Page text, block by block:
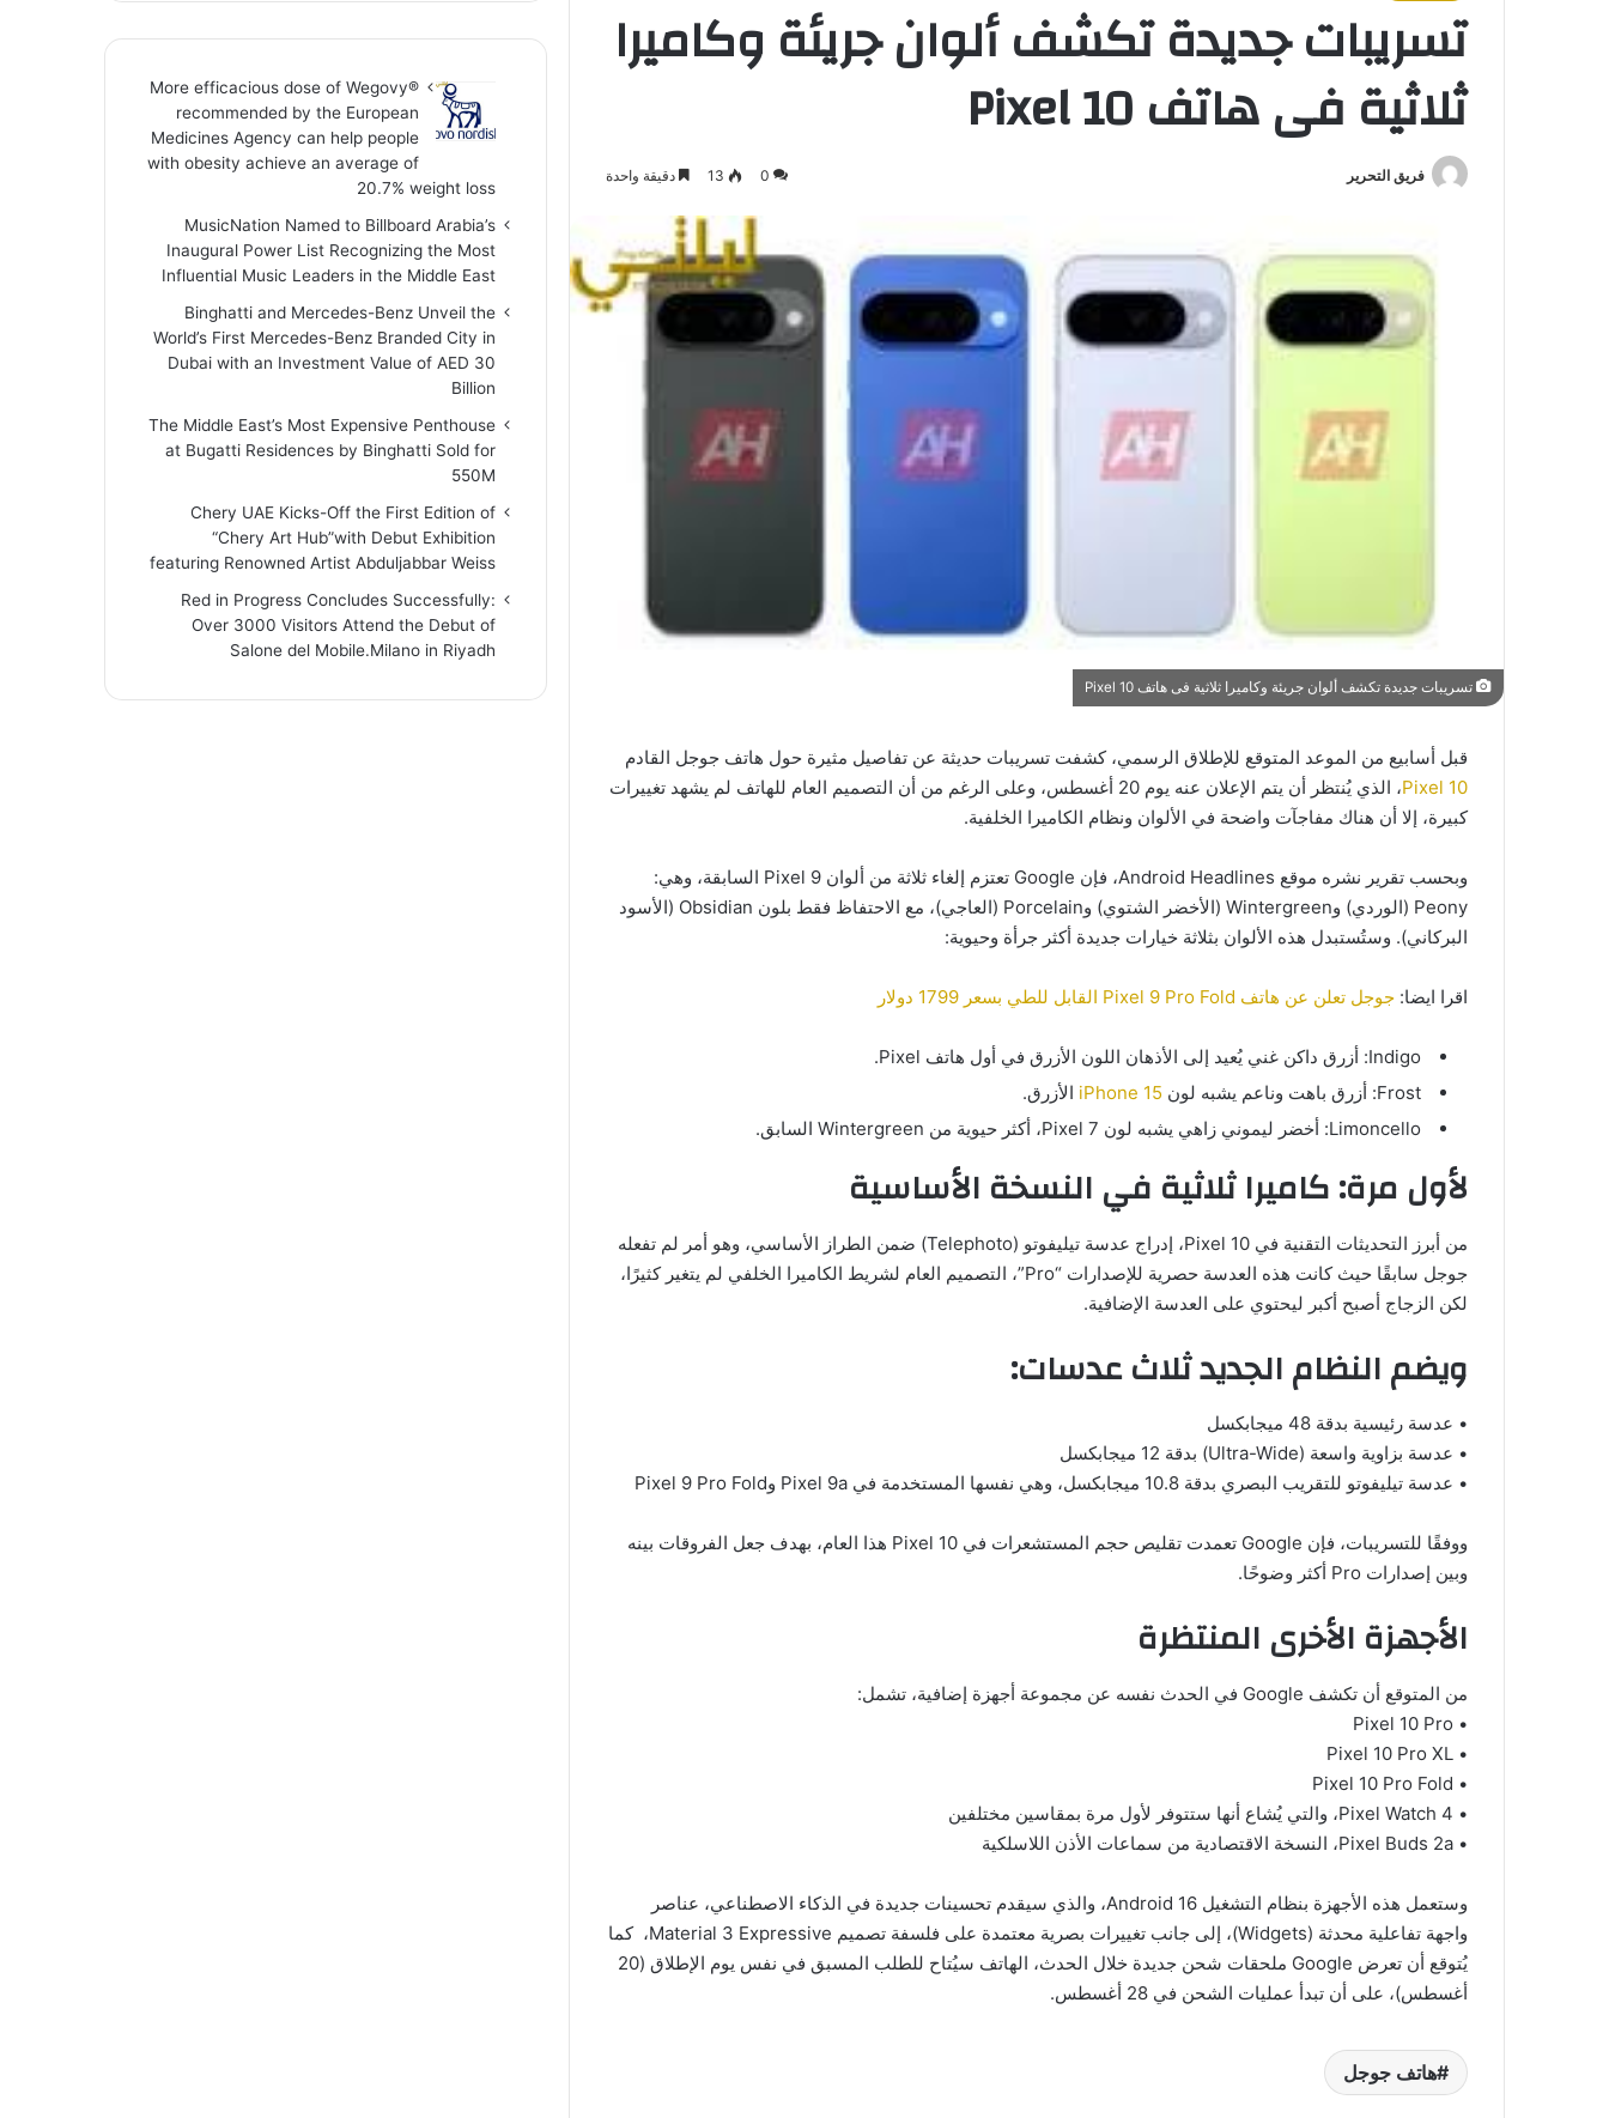
تسريبات جديدة تكشف ألوان جريئة وكاميرا
ثلاثية فى هاتف Pixel 10
فريق التحرير 0
13 دقيقة واحدة
تسريبات جديدة تكشف ألوان جريئة وكاميرا ثلاثية فى هاتف Pixel 10
قبل أسابيع من الموعد المتوقع للإطلاق الرسمي، كشفت تسريبات حديثة عن تفاصيل مثيرة حول هاتف جوجل القادم
Pixel 10
، الذي يُنتظر أن يتم الإعلان عنه يوم 20 أغسطس، وعلى الرغم من أن التصميم العام للهاتف لم يشهد تغييرات
كبيرة، إلا أن هناك مفاجآت واضحة في الألوان ونظام الكاميرا الخلفية.
وبحسب تقرير نشره موقع Android Headlines، فإن Google تعتزم إلغاء ثلاثة من ألوان Pixel 9 السابقة، وهي:
Peony (الوردي) وWintergreen (الأخضر الشتوي) وPorcelain (العاجي)، مع الاحتفاظ فقط بلون Obsidian (الأسود
البركاني). وستُستبدل هذه الألوان بثلاثة خيارات جديدة أكثر جرأة وحيوية:
اقرا ايضا: جوجل تعلن عن هاتف Pixel 9 Pro Fold القابل للطي بسعر 1799 دولار
iPhone 15 الأزرق.
لأول مرة: كاميرا ثلاثية في النسخة الأساسية
من أبرز التحديثات التقنية في Pixel 10، إدراج عدسة تيليفوتو (Telephoto) ضمن الطراز الأساسي، وهو أمر لم تفعله
جوجل سابقًا حيث كانت هذه العدسة حصرية للإصدارات “Pro”، التصميم العام لشريط الكاميرا الخلفي لم يتغير كثيرًا،
لكن الزجاج أصبح أكبر ليحتوي على العدسة الإضافية.
ويضم النظام الجديد ثلاث عدسات:
• عدسة رئيسية بدقة 48 ميجابكسل
• عدسة بزاوية واسعة (Ultra-Wide) بدقة 12 ميجابكسل
• عدسة تيليفوتو للتقريب البصري بدقة 10.8 ميجابكسل، وهي نفسها المستخدمة في Pixel 9a وPixel 9 Pro Fold
ووفقًا للتسريبات، فإن Google تعمدت تقليص حجم المستشعرات في Pixel 10 هذا العام، بهدف جعل الفروقات بينه
وبين إصدارات Pro أكثر وضوحًا.
الأجهزة الأخرى المنتظرة
من المتوقع أن تكشف Google في الحدث نفسه عن مجموعة أجهزة إضافية، تشمل:
• Pixel 10 Pro
• Pixel 10 Pro XL
• Pixel 10 Pro Fold
• Pixel Watch 4، والتي يُشاع أنها ستتوفر لأول مرة بمقاسين مختلفين
• Pixel Buds 2a، النسخة الاقتصادية من سماعات الأذن اللاسلكية
وستعمل هذه الأجهزة بنظام التشغيل Android 16، والذي سيقدم تحسينات جديدة في الذكاء الاصطناعي، عناصر
واجهة تفاعلية محدثة (Widgets)، إلى جانب تغييرات بصرية معتمدة على فلسفة تصميم Material 3 Expressive، كما
يُتوقع أن تعرض Google ملحقات شحن جديدة خلال الحدث، الهاتف سيُتاح للطلب المسبق في نفس يوم الإطلاق (20
أغسطس)، على أن تبدأ عمليات الشحن في 28 أغسطس.
هاتف جوجل
More efficacious dose of Wegovy®️
recommended by the European
Medicines Agency can help people
with obesity achieve an average of
20.7% weight loss
MusicNation Named to Billboard Arabia’s
Inaugural Power List Recognizing the Most
Influential Music Leaders in the Middle East
Binghatti and Mercedes-Benz Unveil the
World’s First Mercedes-Benz Branded City in
Dubai with an Investment Value of AED 30
Billion
The Middle East’s Most Expensive Penthouse
at Bugatti Residences by Binghatti Sold for
550M
Chery UAE Kicks-Off the First Edition of
“Chery Art Hub”with Debut Exhibition
featuring Renowned Artist Abduljabbar Weiss
Red in Progress Concludes Successfully:
Over 3000 Visitors Attend the Debut of
Salone del Mobile.Milano in Riyadh